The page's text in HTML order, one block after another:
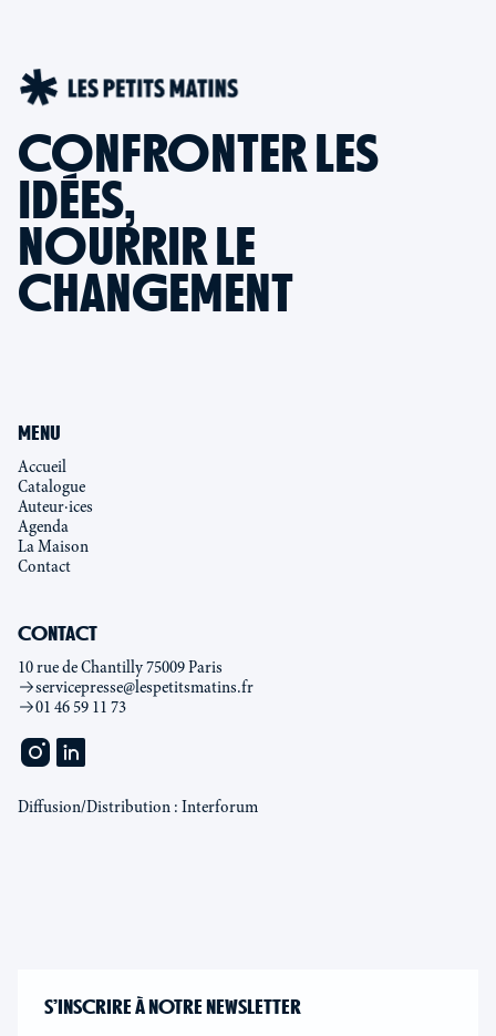
CONFRONTER LES
IDÉES,
NOURRIR LE
CHANGEMENT
MENU
Accueil
Catalogue
Auteur·ices
Agenda
La Maison
Contact
CONTACT
10 rue de Chantilly 75009 Paris
servicepresse@lespetitsmatins.fr
01 46 59 11 73
Diffusion/Distribution : Interforum
S’INSCRIRE À NOTRE NEWSLETTER